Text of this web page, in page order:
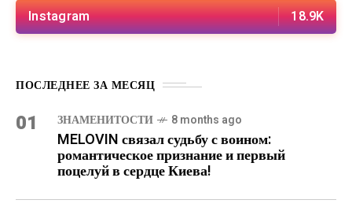
Instagram 18.9K
ПОСЛЕДНЕЕ ЗА МЕСЯЦ
01 ЗНАМЕНИТОСТИ 8 months ago
MELOVIN связал судьбу с воином:
романтическое признание и первый
поцелуй в сердце Киева!